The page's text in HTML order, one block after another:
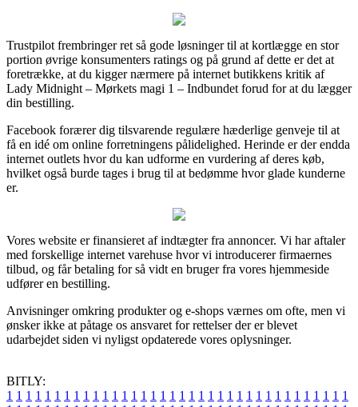
Trustpilot frembringer ret så gode løsninger til at kortlægge en stor
portion øvrige konsumenters ratings og på grund af dette er det at
foretrække, at du kigger nærmere på internet butikkens kritik af
Lady Midnight – Mørkets magi 1 – Indbundet forud for at du lægger
din bestilling.
Facebook forærer dig tilsvarende regulære hæderlige genveje til at
få en idé om online forretningens pålidelighed. Herinde er der endda
internet outlets hvor du kan udforme en vurdering af deres køb,
hvilket også burde tages i brug til at bedømme hvor glade kunderne
er.
Vores website er finansieret af indtægter fra annoncer. Vi har aftaler
med forskellige internet varehuse hvor vi introducerer firmaernes
tilbud, og får betaling for så vidt en bruger fra vores hjemmeside
udfører en bestilling.
Anvisninger omkring produkter og e-shops værnes om ofte, men vi
ønsker ikke at påtage os ansvaret for rettelser der er blevet
udarbejdet siden vi nyligst opdaterede vores oplysninger.
BITLY:
1 1 1 1 1 1 1 1 1 1 1 1 1 1 1 1 1 1 1 1 1 1 1 1 1 1 1 1 1 1 1 1 1 1 1 1